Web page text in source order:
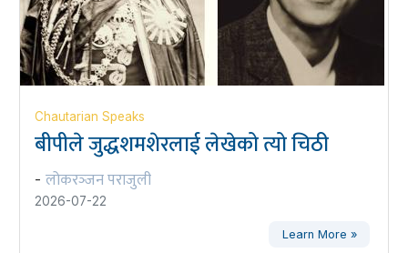
Chautarian Speaks
बीपीले जुद्धशमशेरलाई लेखेको त्यो चिठी
- लोकरञ्‍जन पराजुली
2026-07-22
Learn More »